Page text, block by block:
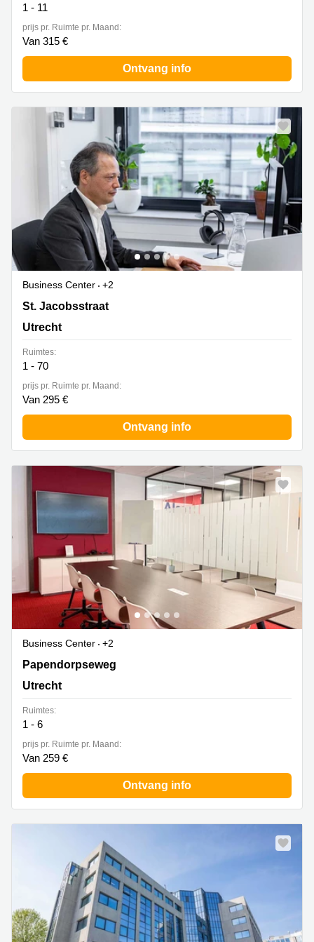
1 - 11
prijs pr. Ruimte pr. Maand:
Van 315 €
Ontvang info
Business Center
+2
St. Jacobsstraat 123- 135, Utrecht
St. Jacobsstraat
Utrecht
Ruimtes:
1 - 70
prijs pr. Ruimte pr. Maand:
Van 295 €
Ontvang info
Business Center
+2
Papendorpseweg 75, Utrecht
Papendorpseweg
Utrecht
Ruimtes:
1 - 6
prijs pr. Ruimte pr. Maand:
Van 259 €
Ontvang info